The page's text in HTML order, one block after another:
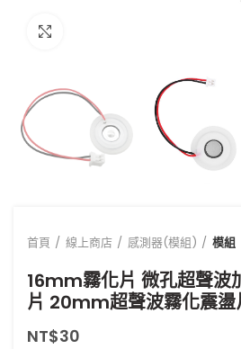
首頁 線上商店 感測器(模組) 模組
16mm霧化片 微孔超聲波
片 20mm超聲波霧化震盪
NT$30